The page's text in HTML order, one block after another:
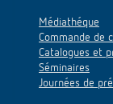
Médiathéque
Commande de
Catalogues et
Séminaires
Journées de